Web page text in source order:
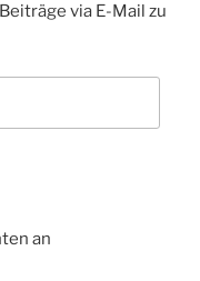
via E-Mail zu
an